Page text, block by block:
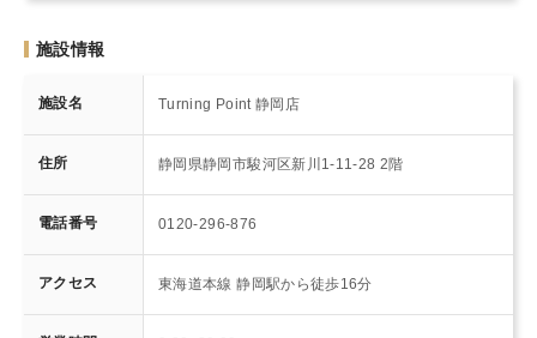
施設情報
施設名 Turning Point 静岡店
住所 静岡県静岡市駿河区新川1-11-28 2階
電話番号 0120-296-876
アクセス 東海道本線 静岡駅から徒歩16分